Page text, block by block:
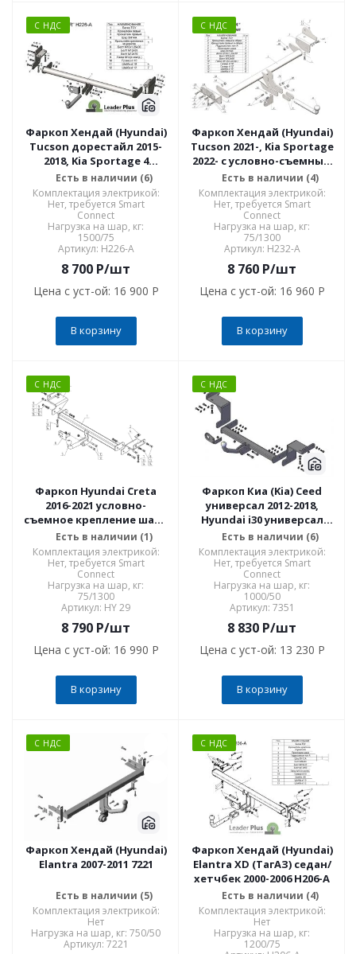
С НДС
Фаркоп Хендай (Hyundai)
Tucson дорестайл 2015-
2018, Kia Sportage 4
дорестайл 2016-2018 H226-
A
Есть в наличии (6)
Комплектация электрикой:
Нет, требуется Smart
Connect
Нагрузка на шар, кг:
1500/75
Артикул: H226-A
8 700 P/шт
Цена с уст-ой: 16 900 P
В корзину
С НДС
Фаркоп Хендай (Hyundai)
Tucson 2021-, Kia Sportage
2022- с условно-съемным
креплением шара (на 2
болтах) H232-A
Есть в наличии (4)
Комплектация электрикой:
Нет, требуется Smart
Connect
Нагрузка на шар, кг:
75/1300
Артикул: H232-A
8 760 P/шт
Цена с уст-ой: 16 960 P
В корзину
С НДС
Фаркоп Hyundai Creta
2016-2021 условно-
съемное крепление шара
HY 29
Есть в наличии (1)
Комплектация электрикой:
Нет, требуется Smart
Connect
Нагрузка на шар, кг:
75/1300
Артикул: HY 29
8 790 P/шт
Цена с уст-ой: 16 990 P
В корзину
С НДС
Фаркоп Киа (Kia) Ceed
универсал 2012-2018,
Hyundai i30 универсал
2012-2017 7351
Есть в наличии (6)
Комплектация электрикой:
Нет, требуется Smart
Connect
Нагрузка на шар, кг:
1000/50
Артикул: 7351
8 830 P/шт
Цена с уст-ой: 13 230 P
В корзину
С НДС
Фаркоп Хендай (Hyundai)
Elantra 2007-2011 7221
Есть в наличии (5)
Комплектация электрикой:
Нет
Нагрузка на шар, кг: 750/50
Артикул: 7221
С НДС
Фаркоп Хендай (Hyundai)
Elantra XD (ТагАЗ) седан/
хетчбек 2000-2006 H206-A
Есть в наличии (4)
Комплектация электрикой:
Нет
Нагрузка на шар, кг:
1200/75